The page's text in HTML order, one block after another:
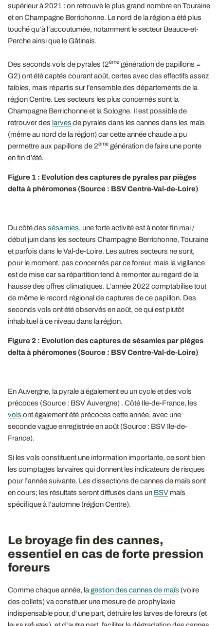
supérieur à 2021 : on retrouve le plus grand nombre en Touraine
et en Champagne Berrichonne. Le nord de la région a été plus
touché qu’à l’accoutumée, notamment le secteur Beauce-et-
Perche ainsi que le Gâtinais.
Des seconds vols de pyrales (2ème génération de papillons =
G2) ont été captés courant août, certes avec des effectifs assez
faibles, mais répartis sur l’ensemble des départements de la
région Centre. Les secteurs les plus concernés sont la
Champagne Berrichonne et la Sologne. Il est possible de
retrouver des larves de pyrales dans les cannes dans les maïs
(même au nord de la région) car cette année chaude a pu
permettre aux papillons de 2ème génération de faire une ponte
en fin d’été.
Figure 1 : Evolution des captures de pyrales par pièges
delta à phéromones (Source : BSV Centre-Val-de-Loire)
Du côté des sésamies, une forte activité est à noter fin mai /
début juin dans les secteurs Champagne Berrichonne, Touraine
et parfois dans le Val-de-Loire. Les autres secteurs ne sont,
pour le moment, pas concernés par ce foreur, mais la vigilance
est de mise car sa répartition tend à remonter au regard de la
hausse des offres climatiques. L’année 2022 comptabilise tout
de même le record régional de captures de ce papillon. Des
seconds vols ont été observés en août, ce qui est plutôt
inhabituel à ce niveau dans la région.
Figure 2 : Evolution des captures de sésamies par pièges
delta à phéromones (Source : BSV Centre-Val-de-Loire)
En Auvergne, la pyrale a également eu un cycle et des vols
précoces (Source : BSV Auvergne) . Côté Ile-de-France, les
vols ont également été précoces cette année, avec une
seconde vague enregistrée en août (Source : BSV Ile-de-
France).
Si les vols constituent une information importante, ce sont bien
les comptages larvaires qui donnent les indicateurs de risques
pour l’année suivante. Les dissections de cannes de maïs sont
en cours; les résultats seront diffusés dans un BSV maïs
spécifique à l’automne (région Centre).
Le broyage fin des cannes,
essentiel en cas de forte pression
foreurs
Comme chaque année, la gestion des cannes de maïs (voire
des collets) va constituer une mesure de prophylaxie
indispensable pour, d’une part, détruire les larves de foreurs (et